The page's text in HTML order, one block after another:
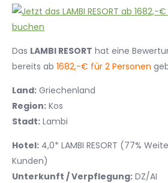
Das LAMBI RESORT hat eine
bereits ab 1682,-€ für 2 Personen
Land: Griechenland
Region: Kos
Stadt: Lambi
Hotel: 4,0* LAMBI RESORT (77%
Kunden)
Unterkunft / Verpflegung: DZ/AI